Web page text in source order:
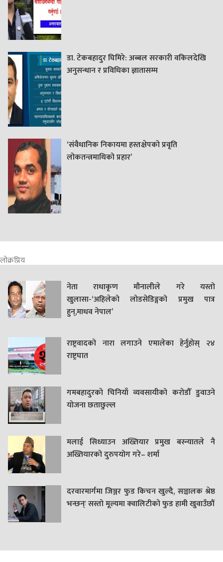
डा. टेकबहादुर घिमिरे: अब्बल सरकारी वकिलदेखि
अनुसन्धान र प्रविधिका ज्ञातासम्म
‘संवैधानिक निकायमा हस्तक्षेपको प्रवृति
लोकतन्त्रमाथिको प्रहार’
लोक्रप्रिय
नेता राधाकृण मौनालीले गरे यस्तो
खुलासा-‘अहिलेको लोडसेडिङ्गको प्रमुख पात्र
हुन्,माधव नेपाल’
राष्ट्रवादको नारा लगाउने एमालेका हेर्नुहोस् २४
राष्ट्रघात
गमबहादुरकाे चिनियाँ व्यवसायीको करोडौँ डुवाउने
याेजना छताछुल्ल
मलाई सिध्याउन अख्तियार प्रमुख बस्न्यातले नै
अख्तियारको दुरुपयोग गरे– शर्मा
दरवारमार्गमा जिञ्जर फुड किचन खुल्दै, सञ्चालक श्रेष्ठ
भन्छन्ः सस्तो मूल्यमा क्वालिटीको फुड हामी खुवाउँछौं